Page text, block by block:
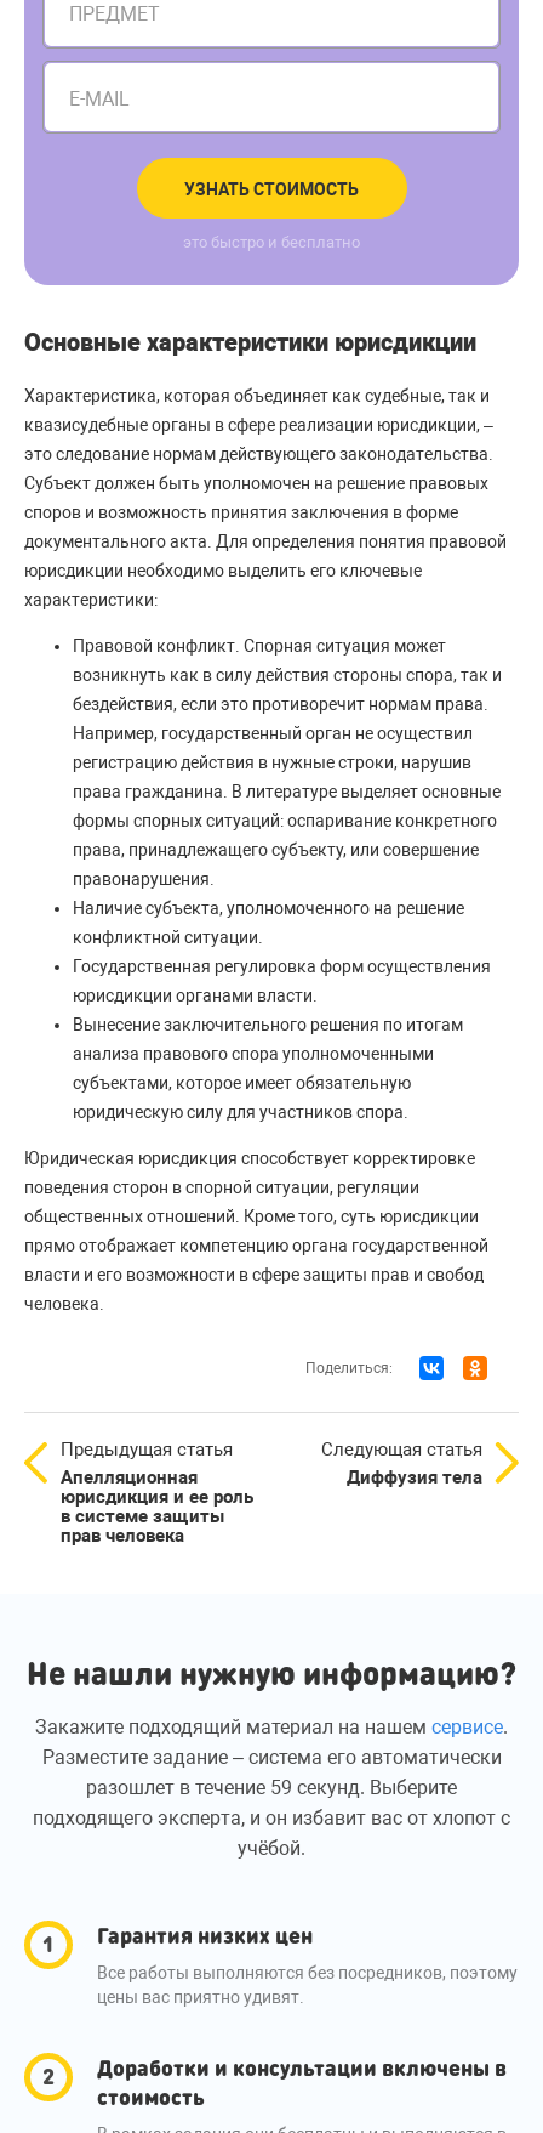
ПРЕДМЕТ
E-MAIL
УЗНАТЬ СТОИМОСТЬ
это быстро и бесплатно
Основные характеристики юрисдикции
Характеристика, которая объединяет как судебные, так и
квазисудебные органы в сфере реализации юрисдикции, –
это следование нормам действующего законодательства.
Субъект должен быть уполномочен на решение правовых
споров и возможность принятия заключения в форме
документального акта. Для определения понятия правовой
юрисдикции необходимо выделить его ключевые
характеристики:
Правовой конфликт. Спорная ситуация может
возникнуть как в силу действия стороны спора, так и
бездействия, если это противоречит нормам права.
Например, государственный орган не осуществил
регистрацию действия в нужные строки, нарушив
права гражданина. В литературе выделяет основные
формы спорных ситуаций: оспаривание конкретного
права, принадлежащего субъекту, или совершение
правонарушения.
Наличие субъекта, уполномоченного на решение
конфликтной ситуации.
Государственная регулировка форм осуществления
юрисдикции органами власти.
Вынесение заключительного решения по итогам
анализа правового спора уполномоченными
субъектами, которое имеет обязательную
юридическую силу для участников спора.
Юридическая юрисдикция способствует корректировке
поведения сторон в спорной ситуации, регуляции
общественных отношений. Кроме того, суть юрисдикции
прямо отображает компетенцию органа государственной
власти и его возможности в сфере защиты прав и свобод
человека.
Поделиться:
Предыдущая статья
Апелляционная
юрисдикция и ее роль
в системе защиты
прав человека
Следующая статья
Диффузия тела
Не нашли нужную информацию?
Закажите подходящий материал на нашем сервисе.
Разместите задание – система его автоматически
разошлет в течение 59 секунд. Выберите
подходящего эксперта, и он избавит вас от хлопот с
учёбой.
Гарантия низких цен
Все работы выполняются без посредников, поэтому
цены вас приятно удивят.
Доработки и консультации включены в
стоимость